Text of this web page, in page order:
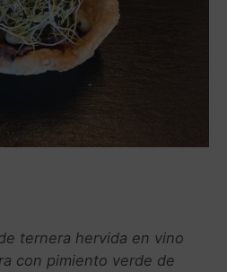
ternera hervida en vino
con pimiento verde de